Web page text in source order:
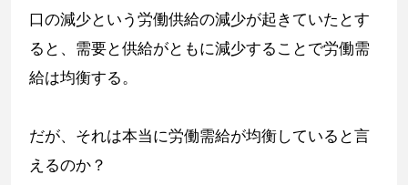
口の減少という労働供給の減少が起きていたとす
ると、需要と供給がともに減少することで労働需
給は均衡する。
だが、それは本当に労働需給が均衡していると言
えるのか？